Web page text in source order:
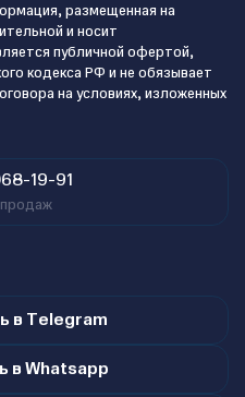
размещенная на
и носит
публичной офертой,
кодекса РФ и не обязывает
на условиях, изложенных
19-91
в Telegram
в Whatsapp